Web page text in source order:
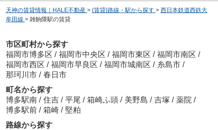
天神の賃貸情報｜HALE不動産 > (賃貸)路線・駅から探す > 西日本鉄道西鉄大
牟田線 > 雑餉隈駅の賃貸
市区町村から探す
福岡市博多区 / 福岡市中央区 / 福岡市東区 / 福岡市南区 /
福岡市西区 / 福岡市早良区 / 福岡市城南区 / 糸島市 /
那珂川市 / 春日市
町名から探す
博多駅南 / 住吉 / 平尾 / 箱崎ふ頭 / 美野島 / 吉塚 / 薬院 /
博多駅前 / 箱崎 / 堅粕
路線から探す